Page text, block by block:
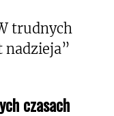
czasach